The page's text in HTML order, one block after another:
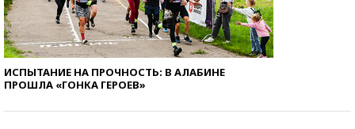
ИСПЫТАНИЕ НА ПРОЧНОСТЬ: В АЛАБИНЕ
ПРОШЛА «ГОНКА ГЕРОЕВ»